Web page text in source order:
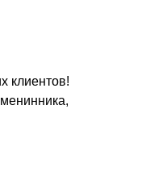
клиентов!